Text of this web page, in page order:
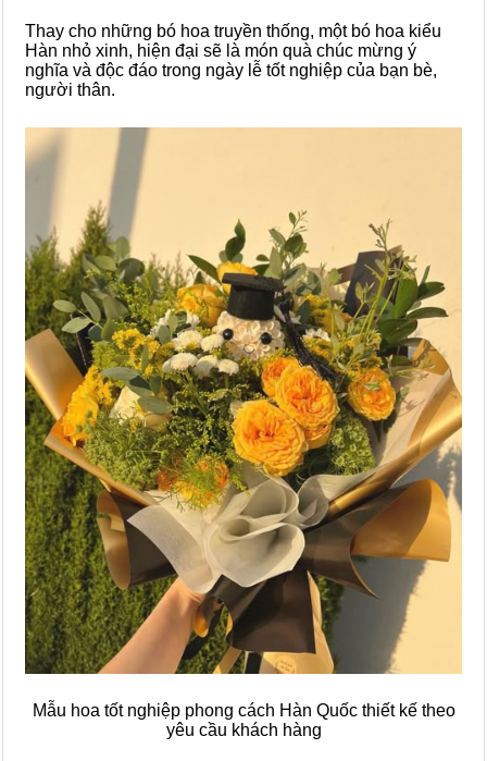
Thay cho những bó hoa truyền thống, một bó hoa kiểu
Hàn nhỏ xinh, hiện đại sẽ là món quà chúc mừng ý
nghĩa và độc đáo trong ngày lễ tốt nghiệp của bạn bè,
người thân.
Mẫu hoa tốt nghiệp phong cách Hàn Quốc thiết kế theo
yêu cầu khách hàng